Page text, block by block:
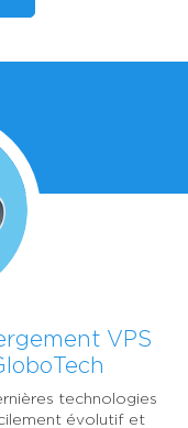
VPS
technologies
évolutif et